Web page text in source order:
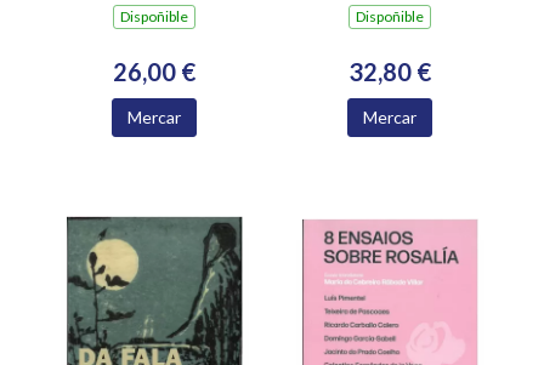
Dispoñible
26,00 €
Mercar
ACADEMICOS
ACADEMIA
XACOBEA 2016-2024
Dispoñible
32,80 €
Mercar